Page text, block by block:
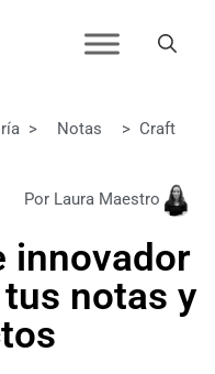
> Notas > Craft
Por Laura Maestro
innovador
notas y